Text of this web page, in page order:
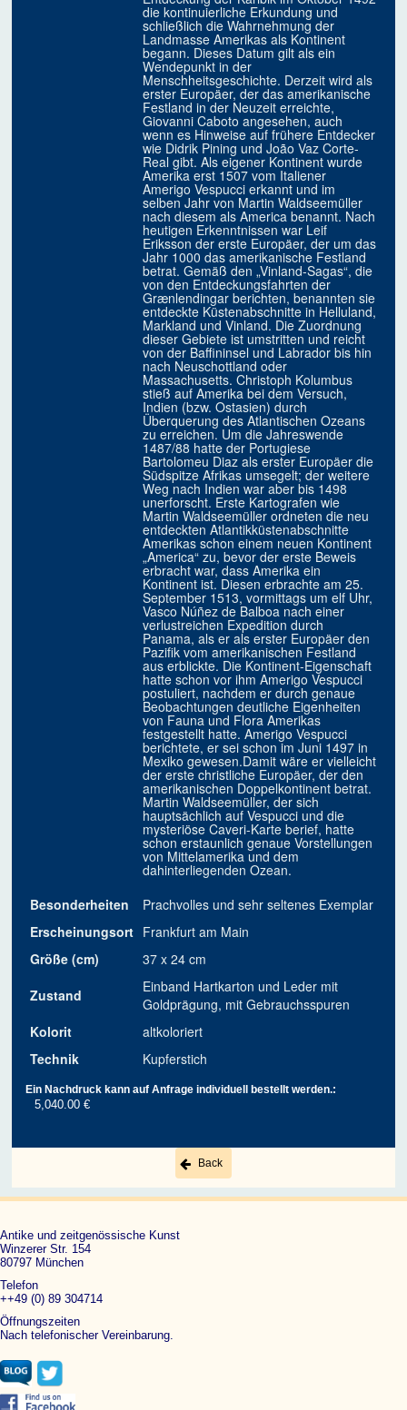
die kontinuierliche Erkundung und
schließlich die Wahrnehmung der
Landmasse Amerikas als Kontinent
begann. Dieses Datum gilt als ein
Wendepunkt in der
Menschheitsgeschichte. Derzeit wird als
erster Europäer, der das amerikanische
Festland in der Neuzeit erreichte,
Giovanni Caboto angesehen, auch
wenn es Hinweise auf frühere Entdecker
wie Didrik Pining und João Vaz Corte-
Real gibt. Als eigener Kontinent wurde
Amerika erst 1507 vom Italiener
Amerigo Vespucci erkannt und im
selben Jahr von Martin Waldseemüller
nach diesem als America benannt. Nach
heutigen Erkenntnissen war Leif
Eriksson der erste Europäer, der um das
Jahr 1000 das amerikanische Festland
betrat. Gemäß den „Vinland-Sagas“, die
von den Entdeckungsfahrten der
Grænlendingar berichten, benannten sie
entdeckte Küstenabschnitte in Helluland,
Markland und Vinland. Die Zuordnung
dieser Gebiete ist umstritten und reicht
von der Baffininsel und Labrador bis hin
nach Neuschottland oder
Massachusetts. Christoph Kolumbus
stieß auf Amerika bei dem Versuch,
Indien (bzw. Ostasien) durch
Überquerung des Atlantischen Ozeans
zu erreichen. Um die Jahreswende
1487/88 hatte der Portugiese
Bartolomeu Diaz als erster Europäer die
Südspitze Afrikas umsegelt; der weitere
Weg nach Indien war aber bis 1498
unerforscht. Erste Kartografen wie
Martin Waldseemüller ordneten die neu
entdeckten Atlantikküstenabschnitte
Amerikas schon einem neuen Kontinent
„America“ zu, bevor der erste Beweis
erbracht war, dass Amerika ein
Kontinent ist. Diesen erbrachte am 25.
September 1513, vormittags um elf Uhr,
Vasco Núñez de Balboa nach einer
verlustreichen Expedition durch
Panama, als er als erster Europäer den
Pazifik vom amerikanischen Festland
aus erblickte. Die Kontinent-Eigenschaft
hatte schon vor ihm Amerigo Vespucci
postuliert, nachdem er durch genaue
Beobachtungen deutliche Eigenheiten
von Fauna und Flora Amerikas
festgestellt hatte. Amerigo Vespucci
berichtete, er sei schon im Juni 1497 in
Mexiko gewesen.Damit wäre er vielleicht
der erste christliche Europäer, der den
amerikanischen Doppelkontinent betrat.
Martin Waldseemüller, der sich
hauptsächlich auf Vespucci und die
mysteriöse Caveri-Karte berief, hatte
schon erstaunlich genaue Vorstellungen
von Mittelamerika und dem
dahinterliegenden Ozean.
Besonderheiten
Prachvolles und sehr seltenes Exemplar
Erscheinungsort Frankfurt am Main
Größe (cm)
37 x 24 cm
Zustand
Einband Hartkarton und Leder mit
Goldprägung, mit Gebrauchsspuren
Kolorit
altkoloriert
Technik
Kupferstich
Ein Nachdruck kann auf Anfrage individuell bestellt werden.:
5,040.00 €
Back
Antike und zeitgenössische Kunst
Winzerer Str. 154
80797 München
Telefon
++49 (0) 89 304714
Öffnungszeiten
Nach telefonischer Vereinbarung.